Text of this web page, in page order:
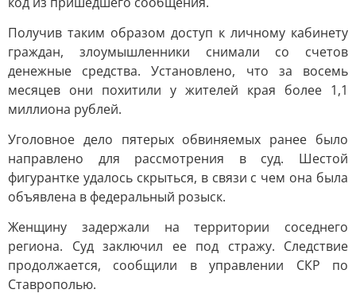
Получив таким образом доступ к личному кабинету
граждан, злоумышленники снимали со счетов
денежные средства. Установлено, что за восемь
месяцев они похитили у жителей края более 1,1
миллиона рублей.
Уголовное дело пятерых обвиняемых ранее было
направлено для рассмотрения в суд. Шестой
фигурантке удалось скрыться, в связи с чем она была
объявлена в федеральный розыск.
Женщину задержали на территории соседнего
региона. Суд заключил ее под стражу. Следствие
продолжается, сообщили в управлении СКР по
Ставрополью.